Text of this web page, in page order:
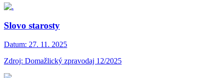
Slovo starosty
Datum: 27. 11. 2025
Zdroj: Domažlický zpravodaj 12/2025